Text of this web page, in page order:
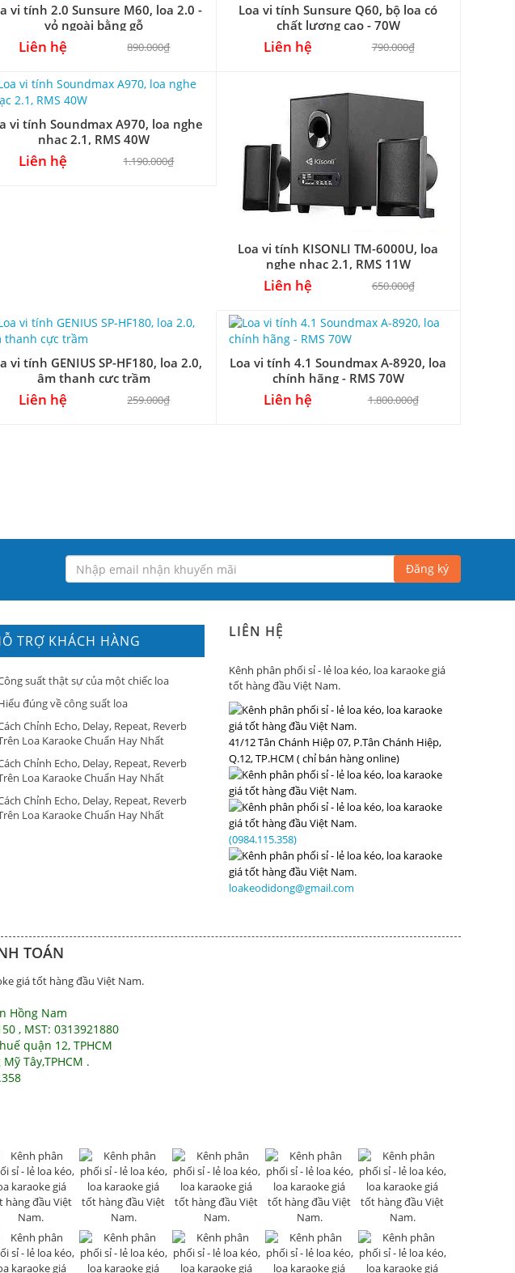
vi tính 2.0 Sunsure M60, loa 2.0 -
vỏ ngoài bằng gỗ
Liên hệ 890.000₫
Loa vi tính Sunsure Q60, bộ loa có
chất lượng cao - 70W
Liên hệ 790.000₫
vi tính Soundmax A970, loa nghe
nhạc 2.1, RMS 40W
Liên hệ 1.190.000₫
Loa vi tính KISONLI TM-6000U, loa
nghe nhạc 2.1, RMS 11W
Liên hệ 650.000₫
vi tính GENIUS SP-HF180, loa 2.0,
âm thanh cực trầm
Liên hệ 259.000₫
Loa vi tính 4.1 Soundmax A-8920, loa
chính hãng - RMS 70W
Liên hệ 1.800.000₫
Đăng ký
TRỢ KHÁCH HÀNG
suất thật sự của một chiếc loa
đúng về công suất loa
Chỉnh Echo, Delay, Repeat, Reverb
Loa Karaoke Chuẩn Hay Nhất
Chỉnh Echo, Delay, Repeat, Reverb
Loa Karaoke Chuẩn Hay Nhất
Chỉnh Echo, Delay, Repeat, Reverb
Loa Karaoke Chuẩn Hay Nhất
LIÊN HỆ
Kênh phân phối sỉ - lẻ loa kéo, loa karaoke giá
tốt hàng đầu Việt Nam.
41/12 Tân Chánh Hiệp 07, P.Tân Chánh Hiệp,
Q.12, TP.HCM ( chỉ bán hàng online)
(0984.115.358)
loakeodidong@gmail.com
TOÁN
Hồng Nam
, MST: 0313921880
quận 12, TPHCM
Tây,TPHCM .